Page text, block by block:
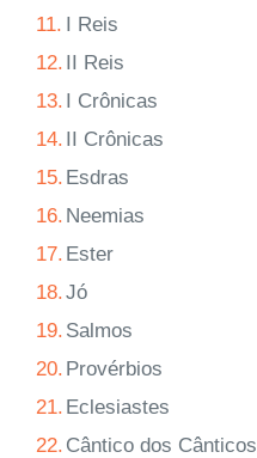
11. I Reis
12. II Reis
13. I Crônicas
14. II Crônicas
15. Esdras
16. Neemias
17. Ester
18.Jó
19. Salmos
20. Provérbios
21. Eclesiastes
22. Cântico dos Cânticos